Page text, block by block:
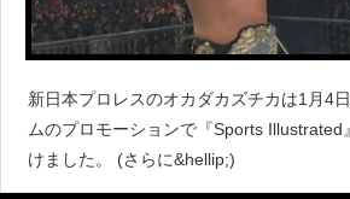
新日本プロレスのオカダカズチカは1月4
ムのプロモーションで『Sports Illustrated
けました。 (さらに&hellip;)